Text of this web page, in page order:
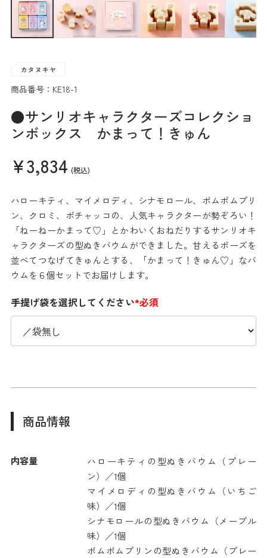
商品番号：KE18-1
●サンリオキャラクターズコレクショ
ンボックス かまって！きゅん
¥3,834 (税込)
ハローキティ、マイメロディ、シナモロール、ポムポムプリ
ン、クロミ、ポチャッコの、人気キャラクターが勢ぞろい！
「ねーねーかまって♡」とかわいくおねだりするサンリオキ
ャラクターズの型ぬきバウムができました。甘えるポーズを
並べてつなげてきゅんとする、「かまって！きゅん♡」なバ
ウムを６個セットでお届けします。
手提げ袋を選択してください*必須
商品情報
内容量
ハローキティの型ぬきバウム（プレー
ン）／1個
マイメロディの型ぬきバウム（いちご
味）／1個
シナモロールの型ぬきバウム（メープル
味）／1個
ポムポムプリンの型ぬきバウム（プレー